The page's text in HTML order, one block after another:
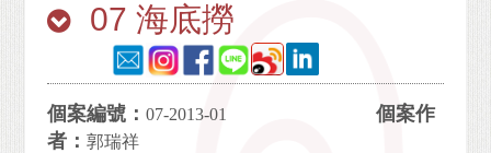
07 海底撈
個案編號：07-2013-01個案作
者：郭瑞祥